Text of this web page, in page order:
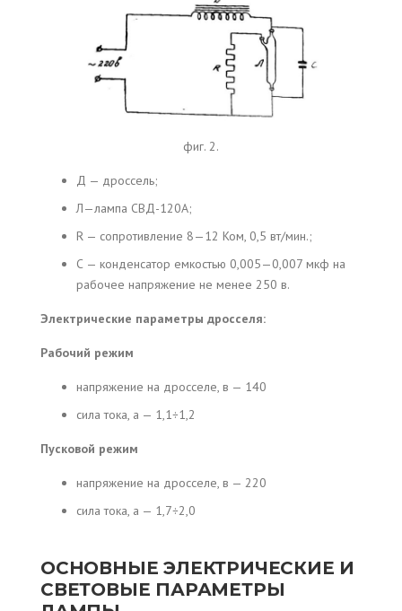
фиг. 2.
Д — дроссель;
Л—лампа СВД-120А;
R — сопротивление 8—12 Ком, 0,5 вт/мин.;
С — конденсатор емкостью 0,005—0,007 мкф на
рабочее напряжение не менее 250 в.
Электрические параметры дросселя:
Рабочий режим
напряжение на дросселе, в — 140
сила тока, а — 1,1÷1,2
Пусковой режим
напряжение на дросселе, в — 220
сила тока, а — 1,7÷2,0
ОСНОВНЫЕ ЭЛЕКТРИЧЕСКИЕ И
СВЕТОВЫЕ ПАРАМЕТРЫ